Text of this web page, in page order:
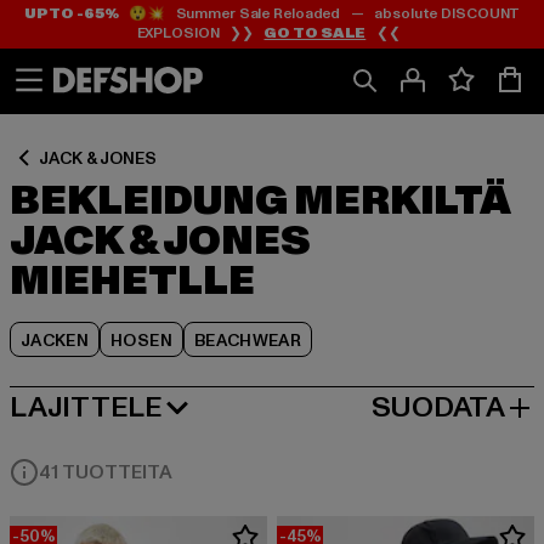
Siirry
Sisältö
Siirry
Footer
UP TO -65%😲💥 Summer Sale Reloaded — absolute DISCOUNT
EXPLOSION ❯❯ GO TO SALE ❮❮
JACK & JONES
BEKLEIDUNG MERKILTÄ
JACK & JONES
MIEHETLLE
JACKEN HOSEN BEACHWEAR
Siirry
Tuoteruudukko
LAJITTELE
SUOSITUIMMAT SUODATA
41 TUOTTEITA
-50% -45%